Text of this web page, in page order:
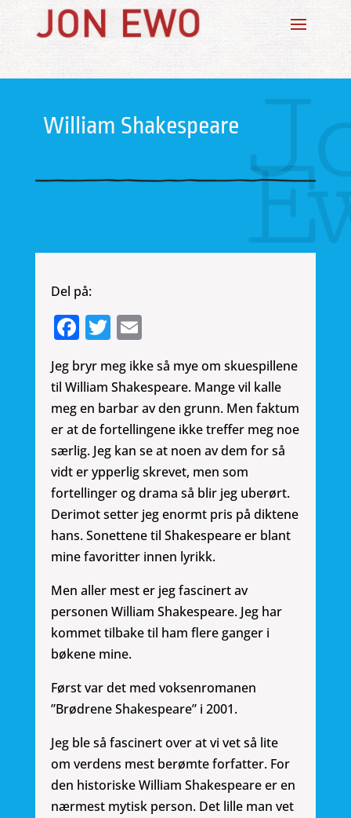
William Shakespeare
Del på:
Facebook
Twitter
Email
Jeg bryr meg ikke så mye om skuespillene
til William Shakespeare. Mange vil kalle
meg en barbar av den grunn. Men faktum
er at de fortellingene ikke treffer meg noe
særlig. Jeg kan se at noen av dem for så
vidt er ypperlig skrevet, men som
fortellinger og drama så blir jeg uberørt.
Derimot setter jeg enormt pris på diktene
hans. Sonettene til Shakespeare er blant
mine favoritter innen lyrikk.
Men aller mest er jeg fascinert av
personen William Shakespeare. Jeg har
kommet tilbake til ham flere ganger i
bøkene mine.
Først var det med voksenromanen
”Brødrene Shakespeare” i 2001.
Jeg ble så fascinert over at vi vet så lite
om verdens mest berømte forfatter. For
den historiske William Shakespeare er en
nærmest mytisk person. Det lille man vet